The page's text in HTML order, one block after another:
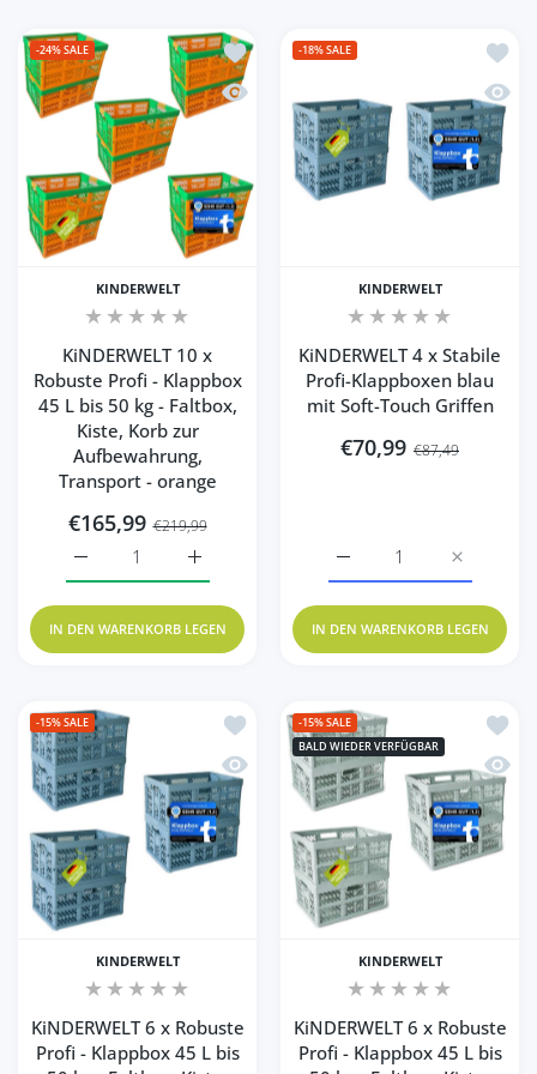
-24%SALE
Zur Wunschliste hinzufügen
Schnellansicht KiNDERWELT 10 x
KINDERWELT
KiNDERWELT 10 x
Robuste Profi - Klappbox
45 L bis 50 kg - Faltbox,
Kiste, Korb zur
Aufbewahrung,
Transport - orange
€165,99 €219,99
Erhöhe die Menge für KiNDERWELT 10
Erhöhe die Menge für KiNDERWELT 10 x Robuste
IN DEN WARENKORB LEGEN
-18%SALE
Zur
KINDERWELT
KiNDERWELT 4 x Stabile
Profi-Klappboxen blau
mit Soft-Touch Griffen
€70,99 €87,49
Erhöhe
Erhöhe die Menge für
IN DEN WARENKORB LEGEN
-15%SALE
Zur Wunschliste hinzufügen
Schnellansicht KiNDERWELT 6 x
KINDERWELT
KiNDERWELT 6 x Robuste
Profi - Klappbox 45 L bis
-15%SALE
BALD WIEDER VERFÜGBAR
Zur
KINDERWELT
KiNDERWELT 6 x Robuste
Profi - Klappbox 45 L bis